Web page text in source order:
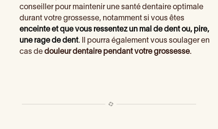
conseiller pour maintenir une santé dentaire optimale
durant votre grossesse, notamment si vous êtes
enceinte et que vous ressentez un mal de dent ou, pire,
une rage de dent. Il pourra également vous soulager en
cas de douleur dentaire pendant votre grossesse.